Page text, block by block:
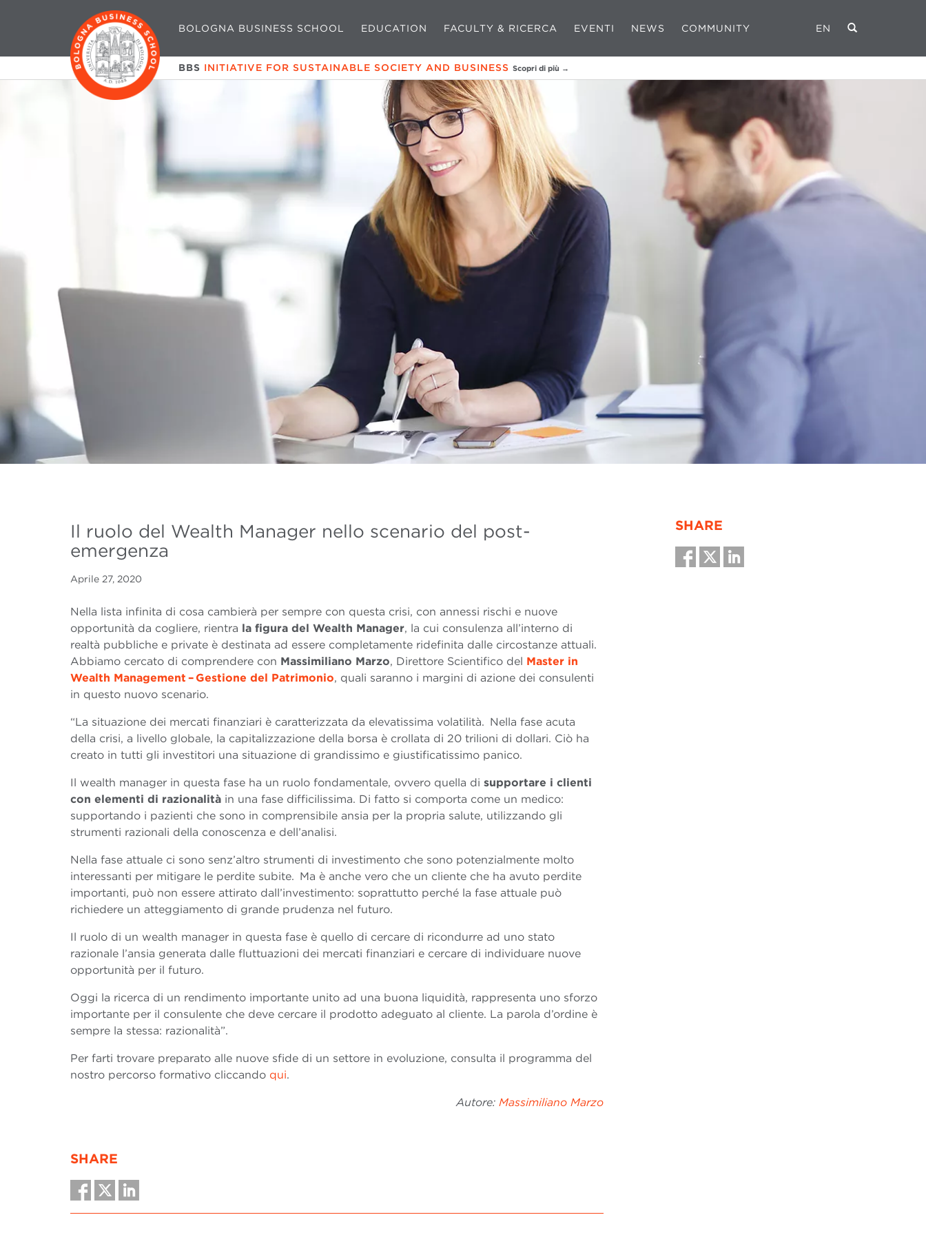
BOLOGNA BUSINESS SCHOOL EDUCATION FACULTY & RICERCA EVENTI NEWS COMMUNITY EN
BBS INITIATIVE FOR SUSTAINABLE SOCIETY AND BUSINESS Scopri di più →
Il ruolo del Wealth Manager nello scenario del post-
emergenza
Aprile 27, 2020
Nella lista infinita di cosa cambierà per sempre con questa crisi, con annessi rischi e nuove
opportunità da cogliere, rientra la figura del Wealth Manager, la cui consulenza all’interno di
realtà pubbliche e private è destinata ad essere completamente ridefinita dalle circostanze attuali.
Abbiamo cercato di comprendere con Massimiliano Marzo, Direttore Scientifico del Master in
Wealth Management – Gestione del Patrimonio, quali saranno i margini di azione dei consulenti
in questo nuovo scenario.
“La situazione dei mercati finanziari è caratterizzata da elevatissima volatilità. Nella fase acuta
della crisi, a livello globale, la capitalizzazione della borsa è crollata di 20 trilioni di dollari. Ciò ha
creato in tutti gli investitori una situazione di grandissimo e giustificatissimo panico.
Il wealth manager in questa fase ha un ruolo fondamentale, ovvero quella di supportare i clienti
con elementi di razionalità in una fase difficilissima. Di fatto si comporta come un medico:
supportando i pazienti che sono in comprensibile ansia per la propria salute, utilizzando gli
strumenti razionali della conoscenza e dell’analisi.
Nella fase attuale ci sono senz’altro strumenti di investimento che sono potenzialmente molto
interessanti per mitigare le perdite subite. Ma è anche vero che un cliente che ha avuto perdite
importanti, può non essere attirato dall’investimento: soprattutto perché la fase attuale può
richiedere un atteggiamento di grande prudenza nel futuro.
Il ruolo di un wealth manager in questa fase è quello di cercare di ricondurre ad uno stato
razionale l’ansia generata dalle fluttuazioni dei mercati finanziari e cercare di individuare nuove
opportunità per il futuro.
Oggi la ricerca di un rendimento importante unito ad una buona liquidità, rappresenta uno sforzo
importante per il consulente che deve cercare il prodotto adeguato al cliente. La parola d’ordine è
sempre la stessa: razionalità”.
Per farti trovare preparato alle nuove sfide di un settore in evoluzione, consulta il programma del
nostro percorso formativo cliccando qui.
Autore:Massimiliano Marzo
SHARE
SHARE